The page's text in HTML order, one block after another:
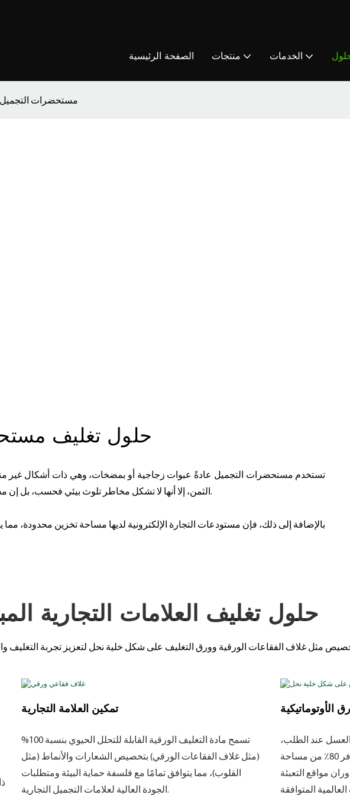
الصفحة الرئيسية منتجات الخدمات
مستحضرات التجميل
حلول تغليف
تستخدم مستحضرات التجميل عادةً عبوات زجاجية أو بمضخات، وهي ذات أشكال غير
الثمن، إلا أنها لا تشكل مخاطر تلوث بيئي فحسب، بل إن مظهرها الرخيص يُضعف تجربة فتح عبوات العلامات التجارية الفاخرة.
بالإضافة إلى ذلك، فإن مستودعات التجارة الإلكترونية لديها مساحة تخزين
حلول تغليف العلامات التجارية
تمكين العلامة التجارية
تسمح مادة التغليف الورقية القابلة للتحلل الحيوي بنسبة 100%
(مثل غلاف الفقاعات الورقي) بتخصيص الشعارات والأنماط (مثل
القلوب)، مما يتوافق تمامًا مع فلسفة حماية البيئة ومتطلبات
الجودة العالية لعلامات التجميل التجارية.
الأوتوماتيكية
عند الطلب،
يمكن استخدامها على الفور، مما يوفر 80٪ من مساحة
مواقع التعبئة